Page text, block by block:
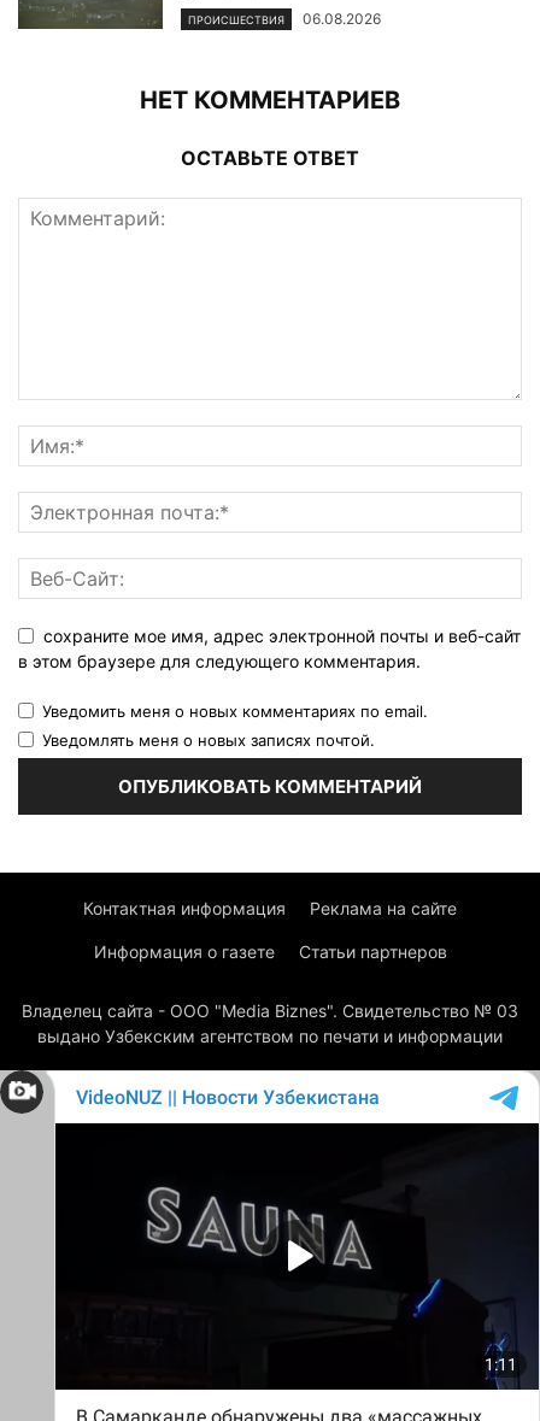
ПРОИСШЕСТВИЯ 06.08.2026
НЕТ КОММЕНТАРИЕВ
ОСТАВЬТЕ ОТВЕТ
сохраните мое имя, адрес электронной почты и веб-сайт
в этом браузере для следующего комментария.
Уведомить меня о новых комментариях по email.
Уведомлять меня о новых записях почтой.
Контактная информация Реклама на сайте
Информация о газете Статьи партнеров
Владелец сайта - ООО "Media Biznes". Свидетельство № 03
выдано Узбекским агентством по печати и информации